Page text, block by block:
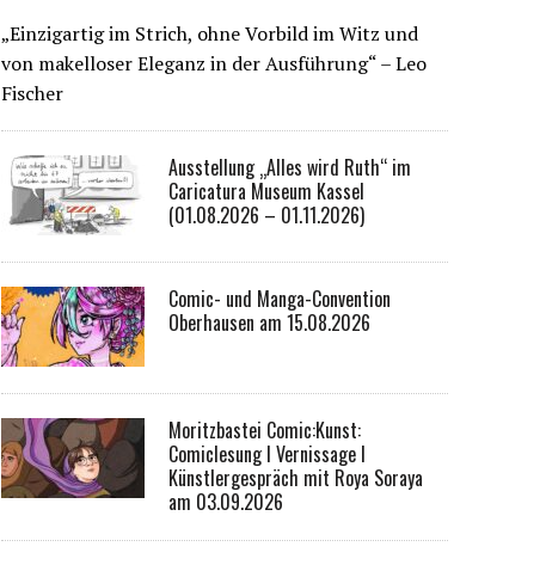
„Einzigartig im Strich, ohne Vorbild im Witz und
von makelloser Eleganz in der Ausführung“ – Leo
Fischer
Ausstellung „Alles wird Ruth“ im
Caricatura Museum Kassel
(01.08.2026 – 01.11.2026)
Comic- und Manga-Convention
Oberhausen am 15.08.2026
Moritzbastei Comic:Kunst:
Comiclesung I Vernissage I
Künstlergespräch mit Roya Soraya
am 03.09.2026